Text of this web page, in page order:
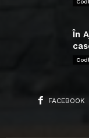
În
FACEBOOK